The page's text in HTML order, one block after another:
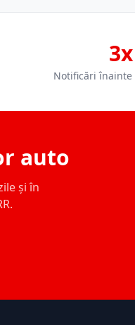
3x
Notificări înainte
auto
și în